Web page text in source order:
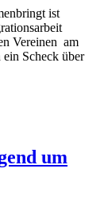
ist
Vereinen am
Scheck über
um